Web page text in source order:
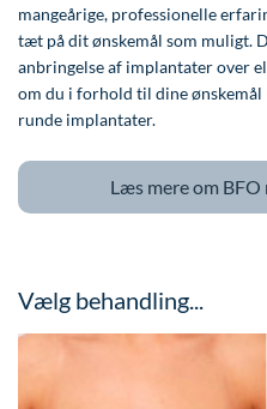
mangeårige, professionelle
tæt på dit ønskemål som muligt.
anbringelse af implantater over
om du i forhold til dine
runde implantater.
Læs mere om BFO
Vælg behandling...